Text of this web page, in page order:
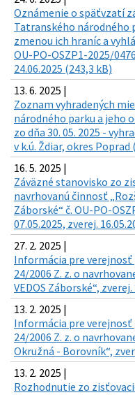
Oznámenie o späťvzatí
Tatranského národného
zmenou ich hraníc a
OU-PO-OSZP1-2025/
24.06.2025 (243,3 kB)
13. 6. 2025 |
Zoznam vyhradených
národného parku a jeho
zo dňa 30. 05. 2025 -
v k.ú. Ždiar, okres Poprad
16. 5. 2025 |
Záväzné stanovisko zo
navrhovanú činnosť
Záborské“ č. OU-PO-
07.05.2025, zverej.
27. 2. 2025 |
Informácia pre verejnosť
24/2006 Z. z. o
VEDOS Záborské“,
13. 2. 2025 |
Informácia pre verejnosť
24/2006 Z. z. o
Okružná - Borovník“,
13. 2. 2025 |
Rozhodnutie zo